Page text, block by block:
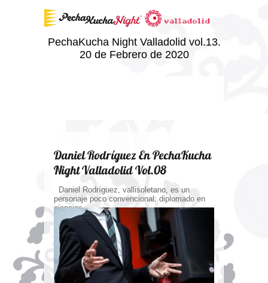
PechaKucha Night Valladolid vol.13.
20 de Febrero de 2020
Daniel Rodríguez En PechaKucha
Night Valladolid Vol.08
Daniel Rodríguez, vallisoletano, es un
personaje poco convencional: diplomado en
ciencias...